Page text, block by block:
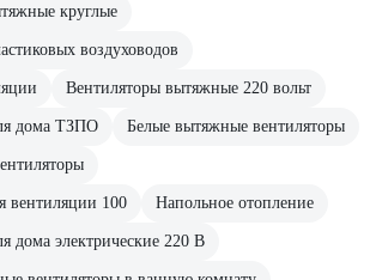
круглые
воздуховодов
Вентиляторы вытяжные 220 вольт
дома ТЗПО Белые вытяжные вентиляторы
вентиляции 100 Напольное отопление
дома электрические 220 В